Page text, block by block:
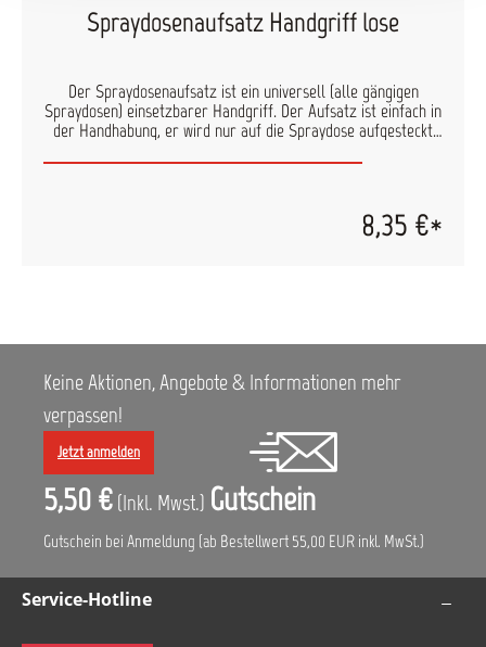
Spraydosenaufsatz Handgriff lose
Der Spraydosenaufsatz ist ein universell (alle gängigen
Spraydosen) einsetzbarer Handgriff. Der Aufsatz ist einfach in
der Handhabung, er wird nur auf die Spraydose aufgesteckt
werden. Die Vorteile im Überblick: die Sprühhilfe erleichtert
liegt sehr gut in der Hand und gibt dadurch Sicherheit beim
Lackieren Produkt ist aus Kunststoff und "Made in Germany"
8,35 €*
Keine Aktionen, Angebote & Informationen mehr
verpassen!
Jetzt anmelden
5,50 € (Inkl. Mwst.) Gutschein
Gutschein bei Anmeldung (ab Bestellwert 55,00 EUR inkl. MwSt.)
Service-Hotline